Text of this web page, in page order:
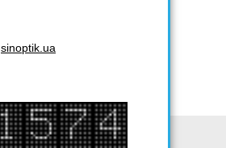
sinoptik.ua